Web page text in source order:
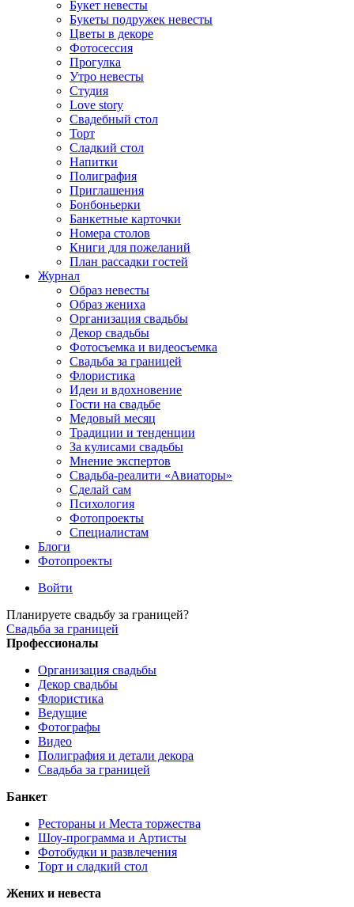
Букет невесты
Букеты подружек невесты
Цветы в декоре
Фотосессия
Прогулка
Утро невесты
Студия
Love story
Свадебный стол
Торт
Сладкий стол
Напитки
Полиграфия
Приглашения
Бонбоньерки
Банкетные карточки
Номера столов
Книги для пожеланий
План рассадки гостей
Журнал
Образ невесты
Образ жениха
Организация свадьбы
Декор свадьбы
Фотосъемка и видеосъемка
Свадьба за границей
Флористика
Идеи и вдохновение
Гости на свадьбе
Медовый месяц
Традиции и тенденции
За кулисами свадьбы
Мнение экспертов
Свадьба-реалити «Авиаторы»
Сделай сам
Психология
Фотопроекты
Специалистам
Блоги
Фотопроекты
Войти
Планируете свадьбу за границей?
Свадьба за границей
Профессионалы
Организация свадьбы
Декор свадьбы
Флористика
Ведущие
Фотографы
Видео
Полиграфия и детали декора
Свадьба за границей
Банкет
Рестораны и Места торжества
Шоу-программа и Артисты
Фотобудки и развлечения
Торт и сладкий стол
Жених и невеста